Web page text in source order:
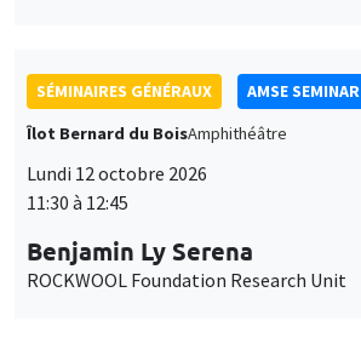
SÉMINAIRES GÉNÉRAUX
AMSE SEMINAR
Îlot Bernard du BoisAmphithéâtre
Lundi 12 octobre 2026
11:30 à 12:45
Benjamin Ly Serena
ROCKWOOL Foundation Research Unit